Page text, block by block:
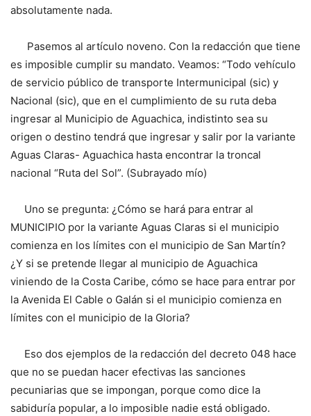
absolutamente nada.
Pasemos al artículo noveno. Con la redacción que tiene
es imposible cumplir su mandato. Veamos: “Todo vehículo
de servicio público de transporte Intermunicipal (sic) y
Nacional (sic), que en el cumplimiento de su ruta deba
ingresar al Municipio de Aguachica, indistinto sea su
origen o destino tendrá que ingresar y salir por la variante
Aguas Claras- Aguachica hasta encontrar la troncal
nacional “Ruta del Sol”. (Subrayado mío)
Uno se pregunta: ¿Cómo se hará para entrar al
MUNICIPIO por la variante Aguas Claras si el municipio
comienza en los límites con el municipio de San Martín?
¿Y si se pretende llegar al municipio de Aguachica
viniendo de la Costa Caribe, cómo se hace para entrar por
la Avenida El Cable o Galán si el municipio comienza en
límites con el municipio de la Gloria?
Eso dos ejemplos de la redacción del decreto 048 hace
que no se puedan hacer efectivas las sanciones
pecuniarias que se impongan, porque como dice la
sabiduría popular, a lo imposible nadie está obligado.